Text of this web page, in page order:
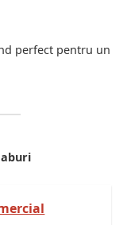
perfect pentru un